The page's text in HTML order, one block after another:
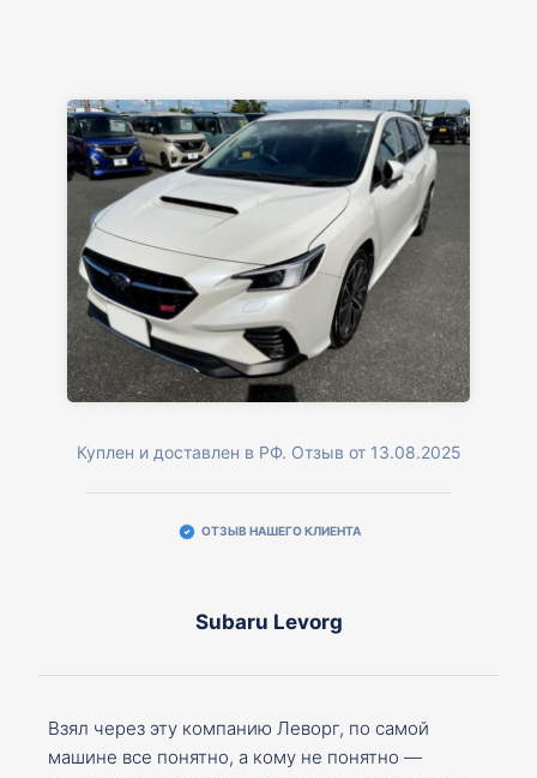
Куплен и доставлен в РФ. Отзыв от 13.08.2025
ОТЗЫВ НАШЕГО КЛИЕНТА
Subaru Levorg
Взял через эту компанию Леворг, по самой
машине все понятно, а кому не понятно —